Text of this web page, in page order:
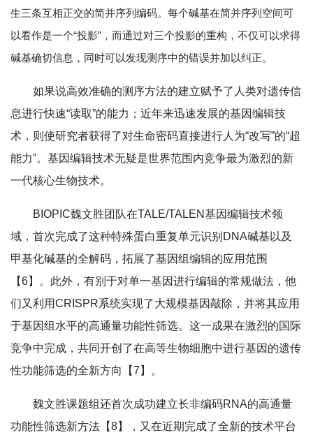
生三条互相正交的简并序列编码。每个碱基在简并序列空间可
以看作是一个“投影”，而通过对三个投影的重构，不仅可以求得
碱基确切信息，同时可以发现测序中的错误并加以纠正。
如果说高效准确的测序方法的建立赋予了人类对遗传信
息进行快速“读取”的能力；近年来迅速发展的基因编辑技
术，则使研究者获得了对生命密码直接进行人为“改写”的“超
能力”。基因编辑技术无疑是世界范围内竞争最为激烈的新
一代核心生物技术。
BIOPIC魏文胜团队在TALE/TALEN基因编辑技术领
域，首次完成了这种特殊蛋白重复单元识别DNA碱基以及
甲基化碱基的全解码，拓展了基因组编辑的应用范围
【6】。此外，有别于对单一基因进行编辑的常规做法，他
们又利用CRISPR系统实现了大规模基因敲除，并将其应用
于基因组水平的高通量功能性筛选。这一成果在激烈的国际
竞争中完成，共同开创了在高等生物细胞中进行基因的遗传
性功能筛选的全新方向【7】。
魏文胜课题组还首次成功建立长非编码RNA的高通量
功能性筛选新方法【8】，又在近期完成了全新的技术平台